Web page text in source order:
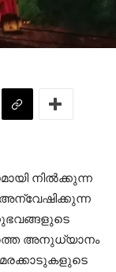
നിൽക്കുന്ന
അന്വേഷിക്കുന്ന
അനുധ്യാനം